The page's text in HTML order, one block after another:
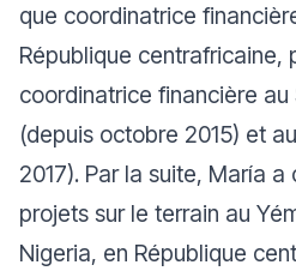
que coordinatrice
République centrafricaine,
coordinatrice financière au
(depuis octobre 2015) et
2017). Par la suite, María
projets sur le terrain au
Nigeria, en République